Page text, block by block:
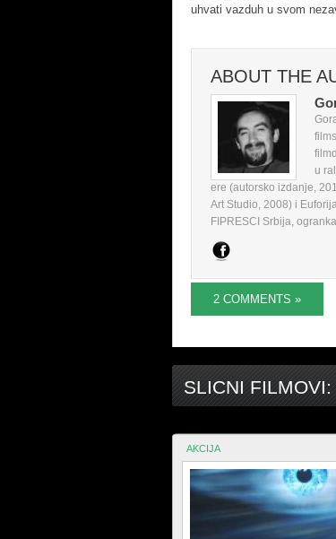
uhvati vazduh u svom
ABOUT THE
u
ere (autorsko izdanje,
Art Studio, 2008) i
FIPRESCI Srbija,
2 COMMENTS »
SLICNI FILMOVI:
AKCIJA